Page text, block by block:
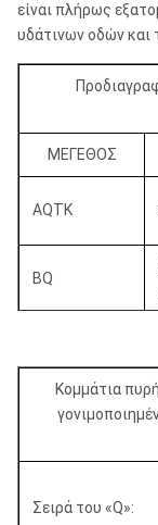
είναι πλήρως
υδάτινων οδών και
ΜΕΓΕΘΟΣ
AQTK
BQ
Κομμάτια
Σειρά του «Q»: